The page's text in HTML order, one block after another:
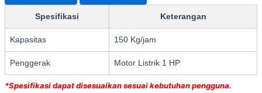
Spesifikasi Keterangan
Kapasitas 150 Kg/jam
Penggerak Motor Listrik 1 HP
*Spesifikasi dapat disesuaikan sesuai kebutuhan pengguna.